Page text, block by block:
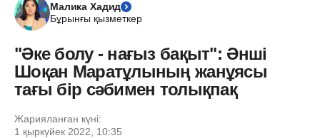
Малика Хадид
Бұрынғы қызметкер
"Әке болу - нағыз бақыт": Әнші
Шоқан Маратұлының жанұясы
тағы бір сәбимен толықпақ
Жарияланған күні:
1 қыркүйек 2022, 10:35